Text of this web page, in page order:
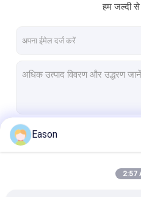
हम जल्दी
Eason
2:57